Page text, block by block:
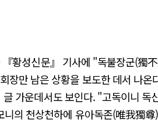
『황성신문』 기사에 "독불장군(
장만 남은 상황을 보도한 데서 나
가운데서도 보인다. "고독이니
니의 천상천하에 유아독존(唯我獨